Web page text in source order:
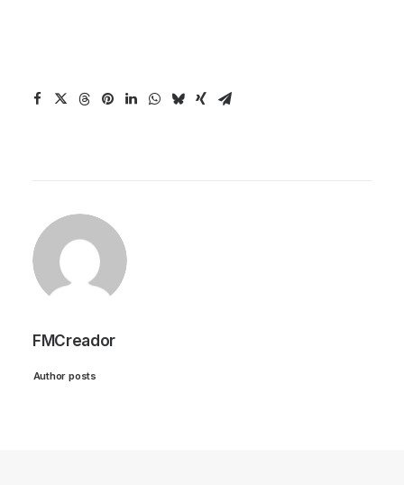
FMCreador
Author posts